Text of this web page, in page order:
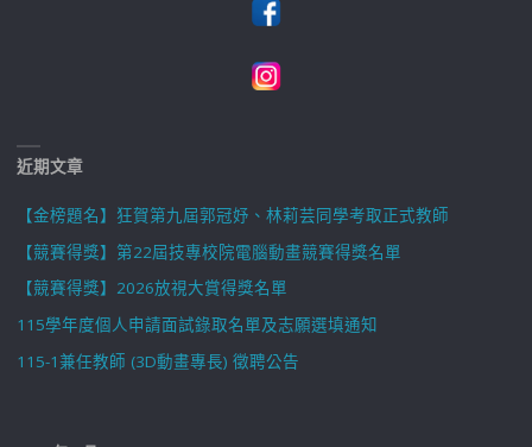
近期文章
【金榜題名】狂賀第九屆郭冠妤、林莉芸同學考取正式教師
【競賽得獎】第22屆技專校院電腦動畫競賽得獎名單
【競賽得獎】2026放視大賞得獎名單
115學年度個人申請面試錄取名單及志願選填通知
115-1兼任教師 (3D動畫專長) 徵聘公告